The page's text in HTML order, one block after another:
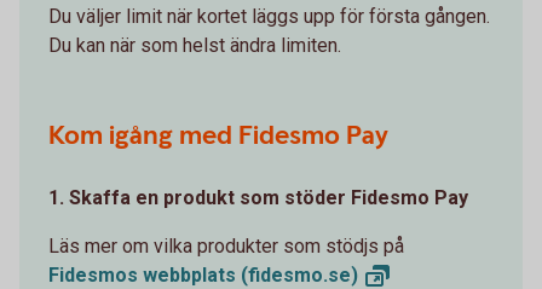
Du väljer limit när kortet läggs upp för första gången.
Du kan när som helst ändra limiten.
Kom igång med Fidesmo Pay
1. Skaffa en produkt som stöder Fidesmo Pay
Läs mer om vilka produkter som stödjs på
Fidesmos webbplats (fidesmo.se)